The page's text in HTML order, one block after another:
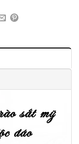
sắt mỹ
đáo